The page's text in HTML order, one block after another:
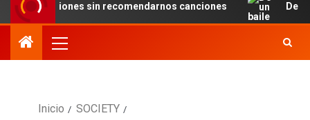
sin recomendarnos canciones De un baile en
Inicio
SOCIETY